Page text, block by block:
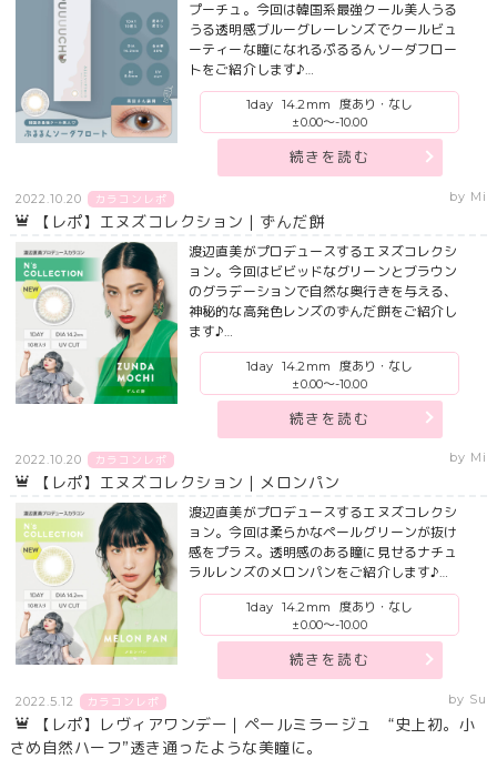
プーチュ。今回は韓国系最強クール美人うる
うる透明感ブルーグレーレンズでクールビュ
ーティーな瞳になれるぷるるんソーダフロー
トをご紹介します♪…
1day 14.2mm
度あり・なし
±0.00～-10.00
続きを読む
2022.10.20 カラコンレポ by Mi
【レポ】エヌズコレクション｜ずんだ餅
渡辺直美がプロデュースするエヌズコレクシ
ョン。今回はビビッドなグリーンとブラウン
のグラデーションで自然な奥行きを与える、
神秘的な高発色レンズのずんだ餅をご紹介し
ます♪…
1day 14.2mm
度あり・なし
±0.00～-10.00
続きを読む
2022.10.20 カラコンレポ by Mi
【レポ】エヌズコレクション｜メロンパン
渡辺直美がプロデュースするエヌズコレクシ
ョン。今回は柔らかなペールグリーンが抜け
感をプラス。透明感のある瞳に見せるナチュ
ラルレンズのメロンパンをご紹介します♪…
1day 14.2mm
度あり・なし
±0.00～-10.00
続きを読む
2022.5.12 カラコンレポ by Su
【レポ】レヴィアワンデー｜ペールミラージュ “史上初。小
さめ自然ハーフ”透き通ったような美瞳に。